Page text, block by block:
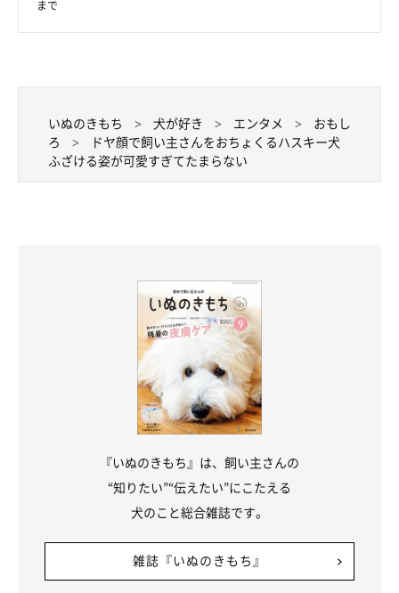
まで
いぬのきもち 犬が好き エンタメ
おもし
ろ
ドヤ顔で飼い主さんをおちょくるハスキー犬
ふざける姿が可愛すぎてたまらない
『いぬのきもち』は、飼い主さんの
“知りたい”“伝えたい”にこたえる
犬のこと総合雑誌です。
雑誌『いぬのきもち』